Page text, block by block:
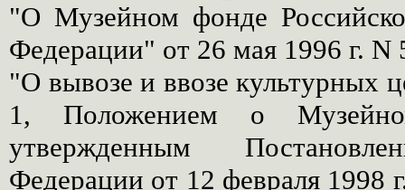
"О Музейном фонде
Федерации" от 26 мая 1996 г.
"О вывозе и ввозе культурных
1, Положением о
утвержденным
Федерации от 12 февраля